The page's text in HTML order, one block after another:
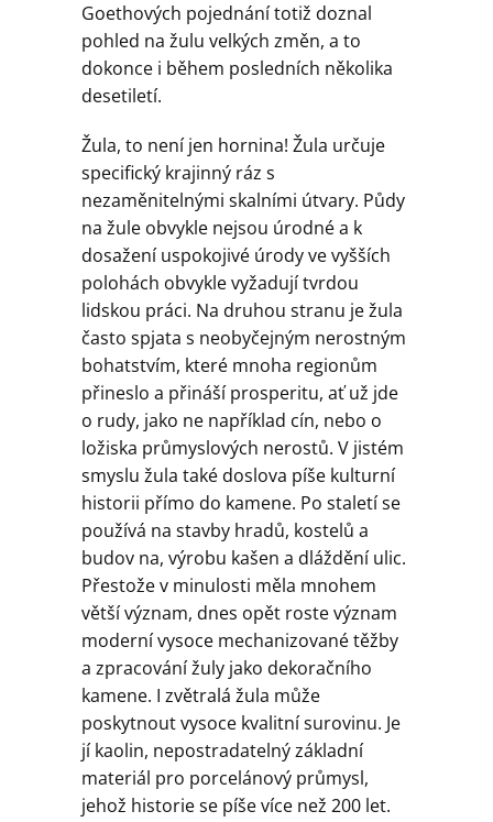
Goethových pojednání totiž doznal
pohled na žulu velkých změn, a to
dokonce i během posledních několika
desetiletí.
Žula, to není jen hornina! Žula určuje
specifický krajinný ráz s
nezaměnitelnými skalními útvary. Půdy
na žule obvykle nejsou úrodné a k
dosažení uspokojivé úrody ve vyšších
polohách obvykle vyžadují tvrdou
lidskou práci. Na druhou stranu je žula
často spjata s neobyčejným nerostným
bohatstvím, které mnoha regionům
přineslo a přináší prosperitu, ať už jde
o rudy, jako ne například cín, nebo o
ložiska průmyslových nerostů. V jistém
smyslu žula také doslova píše kulturní
historii přímo do kamene. Po staletí se
používá na stavby hradů, kostelů a
budov na, výrobu kašen a dláždění ulic.
Přestože v minulosti měla mnohem
větší význam, dnes opět roste význam
moderní vysoce mechanizované těžby
a zpracování žuly jako dekoračního
kamene. I zvětralá žula může
poskytnout vysoce kvalitní surovinu. Je
jí kaolin, nepostradatelný základní
materiál pro porcelánový průmysl,
jehož historie se píše více než 200 let.